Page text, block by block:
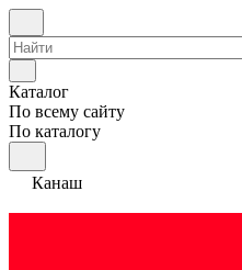
Каталог
По всему сайту
По каталогу
Канаш